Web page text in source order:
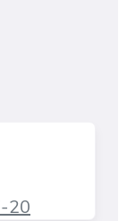
20​